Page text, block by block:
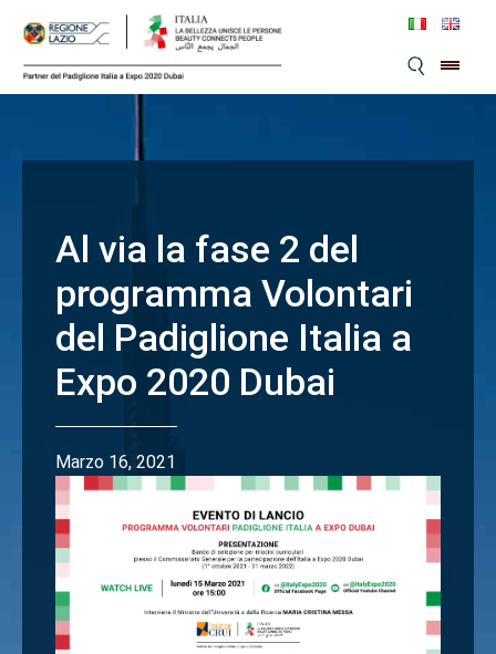
content
Al via la fase 2 del
programma Volontari
del Padiglione Italia a
Expo 2020 Dubai
Marzo 16, 2021